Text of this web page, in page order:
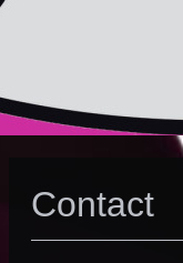
Contact